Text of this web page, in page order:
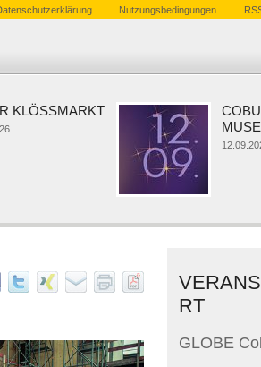
Nutzungsbedingungen
12.09.2026
RT
GLOBE